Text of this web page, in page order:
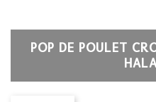
POP DE POULET